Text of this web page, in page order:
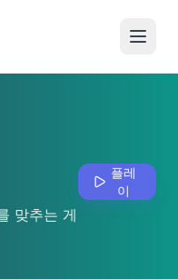
맞추는 게
플레
이